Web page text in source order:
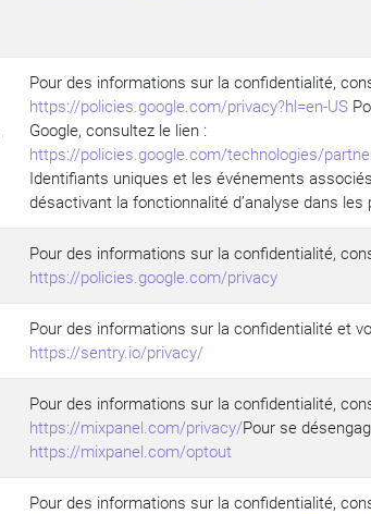
Pour des informations sur la confidentialité,
https://policies.google.com/privacy?hl=en-US
Google, consultez le lien :
https://policies.google.com/technologies/
Identifiants uniques et les événements
désactivant la fonctionnalité d’analyse dans
Pour des informations sur la confidentialité,
https://policies.google.com/privacy
Pour des informations sur la confidentialité et
https://sentry.io/privacy/
Pour des informations sur la confidentialité,
https://mixpanel.com/privacy/Pour se
https://mixpanel.com/optout
Pour des informations sur la confidentialité,